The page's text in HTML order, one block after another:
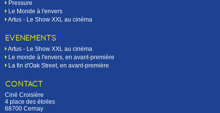
Pressure
Le Monde à l'envers
Artus - Le Show XXL au cinéma
EVÉNEMENTS
Artus - Le Show XXL au cinéma
Le monde à l'envers, en avant-première
La fin d'Oak Street, en avant-première
CONTACT
Ciné Croisière
4 place des étoiles
68700 Cernay